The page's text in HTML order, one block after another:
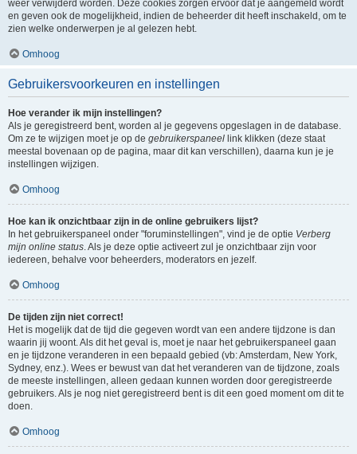
weer verwijderd worden. Deze cookies zorgen ervoor dat je aangemeld wordt
en geven ook de mogelijkheid, indien de beheerder dit heeft inschakeld, om te
zien welke onderwerpen je al gelezen hebt.
Omhoog
Gebruikersvoorkeuren en instellingen
Hoe verander ik mijn instellingen?
Als je geregistreerd bent, worden al je gegevens opgeslagen in de database.
Om ze te wijzigen moet je op de gebruikerspaneel link klikken (deze staat
meestal bovenaan op de pagina, maar dit kan verschillen), daarna kun je je
instellingen wijzigen.
Omhoog
Hoe kan ik onzichtbaar zijn in de online gebruikers lijst?
In het gebruikerspaneel onder "foruminstellingen", vind je de optie Verberg
mijn online status. Als je deze optie activeert zul je onzichtbaar zijn voor
iedereen, behalve voor beheerders, moderators en jezelf.
Omhoog
De tijden zijn niet correct!
Het is mogelijk dat de tijd die gegeven wordt van een andere tijdzone is dan
waarin jij woont. Als dit het geval is, moet je naar het gebruikerspaneel gaan
en je tijdzone veranderen in een bepaald gebied (vb: Amsterdam, New York,
Sydney, enz.). Wees er bewust van dat het veranderen van de tijdzone, zoals
de meeste instellingen, alleen gedaan kunnen worden door geregistreerde
gebruikers. Als je nog niet geregistreerd bent is dit een goed moment om dit te
doen.
Omhoog